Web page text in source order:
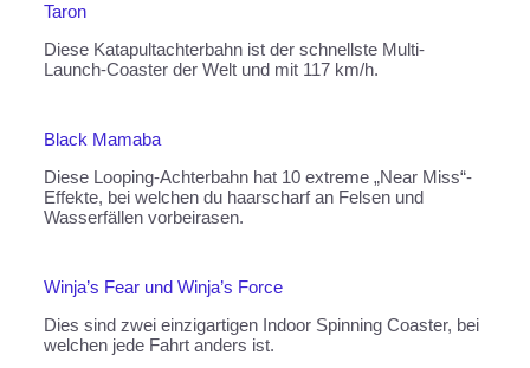
Taron
Diese Katapultachterbahn ist der schnellste Multi-
Launch-Coaster der Welt und mit 117 km/h.
Black Mamaba
Diese Looping-Achterbahn hat 10 extreme „Near Miss“-
Effekte, bei welchen du haarscharf an Felsen und
Wasserfällen vorbeirasen.
Winja’s Fear und Winja’s Force
Dies sind zwei einzigartigen Indoor Spinning Coaster, bei
welchen jede Fahrt anders ist.